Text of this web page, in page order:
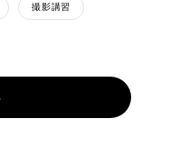
撮影講習